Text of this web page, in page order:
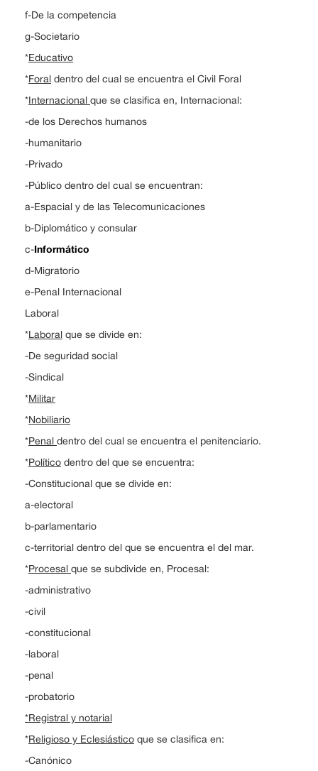
f-De la competencia
g-Societario
*Educativo
*Foral dentro del cual se encuentra el Civil Foral
*Internacional que se clasifica en, Internacional:
-de los Derechos humanos
-humanitario
-Privado
-Público dentro del cual se encuentran:
a-Espacial y de las Telecomunicaciones
b-Diplomático y consular
c-Informático
d-Migratorio
e-Penal Internacional
Laboral
*Laboral que se divide en:
-De seguridad social
-Sindical
*Militar
*Nobiliario
*Penal dentro del cual se encuentra el penitenciario.
*Político dentro del que se encuentra:
-Constitucional que se divide en:
a-electoral
b-parlamentario
c-territorial dentro del que se encuentra el del mar.
*Procesal que se subdivide en, Procesal:
-administrativo
-civil
-constitucional
-laboral
-penal
-probatorio
*Registral y notarial
*Religioso y Eclesiástico que se clasifica en:
-Canónico